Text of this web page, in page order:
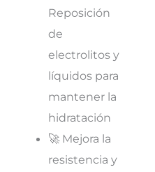
Reposición
de
electrolitos y
líquidos para
mantener la
hidratación
🚀 Mejora la
resistencia y